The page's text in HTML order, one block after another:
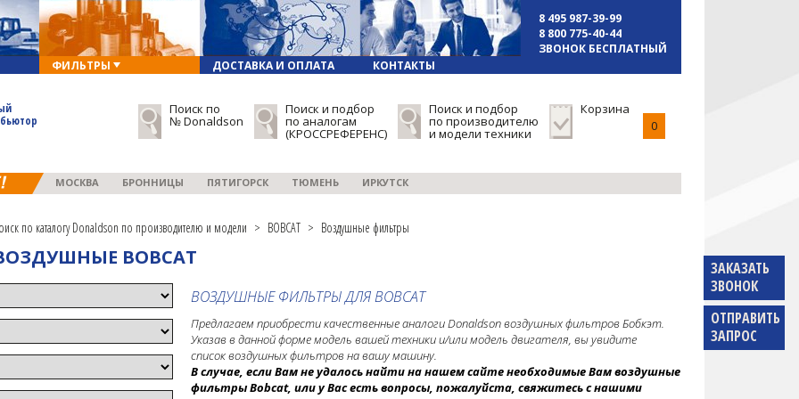
ФИЛЬТРЫ ДОСТАВКА И ОПЛАТА КОНТАКТЫ
8 495 987-39-99
8 800 775-40-44
ЗВОНОК БЕСПЛАТНЫЙ
Поиск по
№ Donaldson
Поиск и подбор
по аналогам
(КРОССРЕФЕРЕНС)
Поиск и подбор
по производителю
и модели техники
Корзина
0
МОСКВА БРОННИЦЫ ПЯТИГОРСК ТЮМЕНЬ ИРКУТСК
ЗАКАЗАТЬ
ЗВОНОК
ОТПРАВИТЬ
ЗАПРОС
по каталогу Donaldson по производителю и модели > BOBCAT > Воздушные фильтры
BOBCAT
ВОЗДУШНЫЕ ФИЛЬТРЫ ДЛЯ BOBCAT
Предлагаем приобрести качественные аналоги Donaldson воздушных фильтров Бобкэт.
Указав в данной форме модель вашей техники и/или модель двигателя, вы увидите
список воздушных фильтров на вашу машину.
В случае, если Вам не удалось найти на нашем сайте необходимые Вам воздушные
фильтры Bobcat, или у Вас есть вопросы, пожалуйста, свяжитесь с нашими